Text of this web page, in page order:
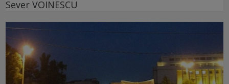
Sever VOINESCU